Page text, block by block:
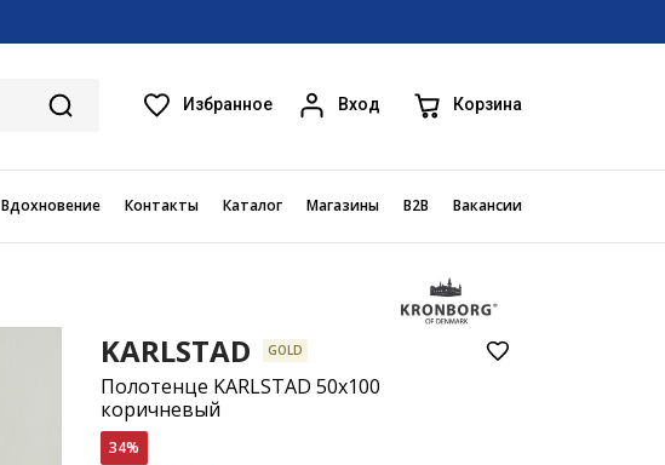
Избранное Вход Корзина
Вдохновение Контакты Каталог Магазины B2B Вакансии
KARLSTAD GOLD
Полотенце KARLSTAD 50x100
коричневый
34%